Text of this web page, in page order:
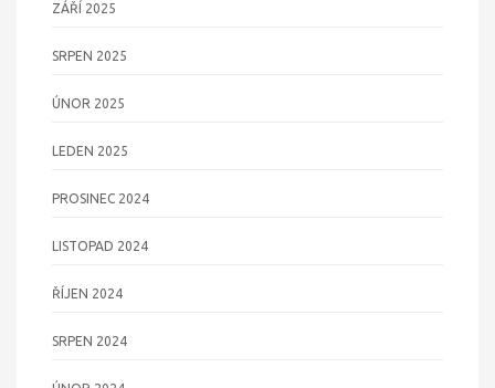
ZÁŘÍ 2025
SRPEN 2025
ÚNOR 2025
LEDEN 2025
PROSINEC 2024
LISTOPAD 2024
ŘÍJEN 2024
SRPEN 2024